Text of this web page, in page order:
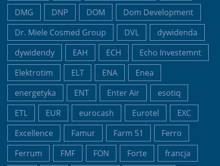
DMG
DNP DOM
Dom Development
Dr. Miele Cosmed Group
DVL
dywidenda
dywidendy
EAH ECH
Echo Investemnt
Elektrotim
ELT ENA
Enea
energetyka
ENT Enter Air
esotiq
ETL
EUR eurocash Eurotel
EXC
Excellence
Famur Farm 51
Ferro
Ferrum
FMF FON Forte
francja